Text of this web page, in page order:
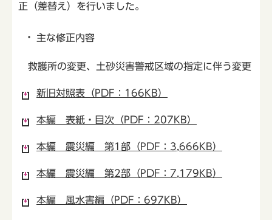
正（差替え）を行いました。
主な修正内容
救護所の変更、土砂災害警戒区域の指定に伴う変更
新旧対照表（PDF：166KB）
本編 表紙・目次（PDF：207KB）
本編 震災編 第1部（PDF：3,666KB）
本編 震災編 第2部（PDF：7,179KB）
本編 風水害編（PDF：697KB）